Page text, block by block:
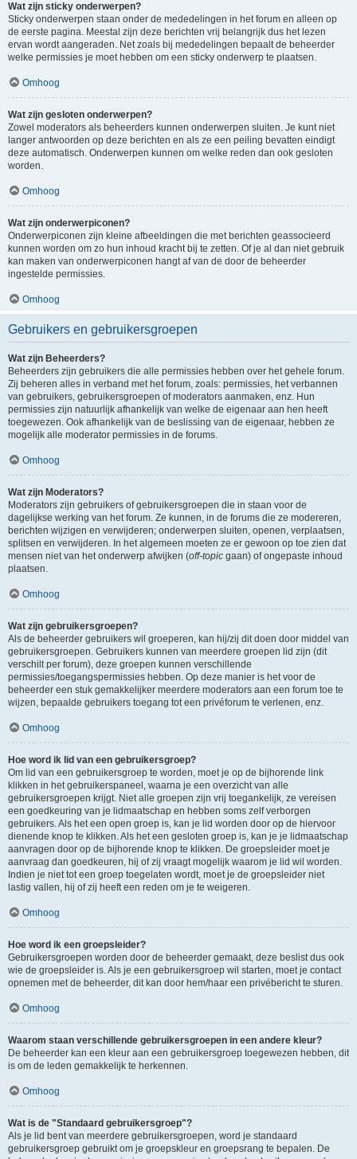
Wat zijn sticky onderwerpen?
Sticky onderwerpen staan onder de mededelingen in het forum en alleen op
de eerste pagina. Meestal zijn deze berichten vrij belangrijk dus het lezen
ervan wordt aangeraden. Net zoals bij mededelingen bepaalt de beheerder
welke permissies je moet hebben om een sticky onderwerp te plaatsen.
Omhoog
Wat zijn gesloten onderwerpen?
Zowel moderators als beheerders kunnen onderwerpen sluiten. Je kunt niet
langer antwoorden op deze berichten en als ze een peiling bevatten eindigt
deze automatisch. Onderwerpen kunnen om welke reden dan ook gesloten
worden.
Omhoog
Wat zijn onderwerpiconen?
Onderwerpiconen zijn kleine afbeeldingen die met berichten geassocieerd
kunnen worden om zo hun inhoud kracht bij te zetten. Of je al dan niet gebruik
kan maken van onderwerpiconen hangt af van de door de beheerder
ingestelde permissies.
Omhoog
Gebruikers en gebruikersgroepen
Wat zijn Beheerders?
Beheerders zijn gebruikers die alle permissies hebben over het gehele forum.
Zij beheren alles in verband met het forum, zoals: permissies, het verbannen
van gebruikers, gebruikersgroepen of moderators aanmaken, enz. Hun
permissies zijn natuurlijk afhankelijk van welke de eigenaar aan hen heeft
toegewezen. Ook afhankelijk van de beslissing van de eigenaar, hebben ze
mogelijk alle moderator permissies in de forums.
Omhoog
Wat zijn Moderators?
Moderators zijn gebruikers of gebruikersgroepen die in staan voor de
dagelijkse werking van het forum. Ze kunnen, in de forums die ze modereren,
berichten wijzigen en verwijderen; onderwerpen sluiten, openen, verplaatsen,
splitsen en verwijderen. In het algemeen moeten ze er gewoon op toe zien dat
mensen niet van het onderwerp afwijken (off-topic gaan) of ongepaste inhoud
plaatsen.
Omhoog
Wat zijn gebruikersgroepen?
Als de beheerder gebruikers wil groeperen, kan hij/zij dit doen door middel van
gebruikersgroepen. Gebruikers kunnen van meerdere groepen lid zijn (dit
verschilt per forum), deze groepen kunnen verschillende
permissies/toegangspermissies hebben. Op deze manier is het voor de
beheerder een stuk gemakkelijker meerdere moderators aan een forum toe te
wijzen, bepaalde gebruikers toegang tot een privéforum te verlenen, enz.
Omhoog
Hoe word ik lid van een gebruikersgroep?
Om lid van een gebruikersgroep te worden, moet je op de bijhorende link
klikken in het gebruikerspaneel, waarna je een overzicht van alle
gebruikersgroepen krijgt. Niet alle groepen zijn vrij toegankelijk, ze vereisen
een goedkeuring van je lidmaatschap en hebben soms zelf verborgen
gebruikers. Als het een open groep is, kan je lid worden door op de hiervoor
dienende knop te klikken. Als het een gesloten groep is, kan je je lidmaatschap
aanvragen door op de bijhorende knop te klikken. De groepsleider moet je
aanvraag dan goedkeuren, hij of zij vraagt mogelijk waarom je lid wil worden.
Indien je niet tot een groep toegelaten wordt, moet je de groepsleider niet
lastig vallen, hij of zij heeft een reden om je te weigeren.
Omhoog
Hoe word ik een groepsleider?
Gebruikersgroepen worden door de beheerder gemaakt, deze beslist dus ook
wie de groepsleider is. Als je een gebruikersgroep wil starten, moet je contact
opnemen met de beheerder, dit kan door hem/haar een privébericht te sturen.
Omhoog
Waarom staan verschillende gebruikersgroepen in een andere kleur?
De beheerder kan een kleur aan een gebruikersgroep toegewezen hebben, dit
is om de leden gemakkelijk te herkennen.
Omhoog
Wat is de "Standaard gebruikersgroep"?
Als je lid bent van meerdere gebruikersgroepen, word je standaard
gebruikersgroep gebruikt om je groepskleur en groepsrang te bepalen. De